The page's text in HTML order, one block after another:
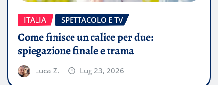
ITALIA SPETTACOLO E TV
Come finisce un calice per due:
spiegazione finale e trama
Luca Z. Lug 23, 2026